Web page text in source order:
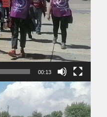
00:13